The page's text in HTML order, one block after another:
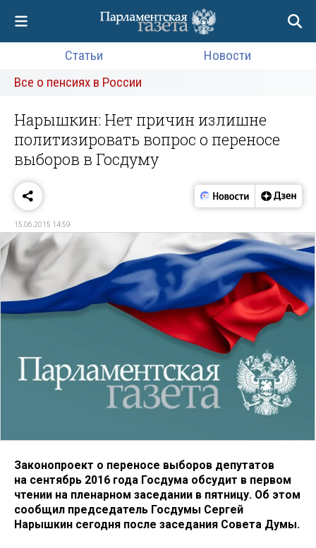
Статьи
Новости
Все о пенсиях в России
Нарышкин: Нет причин излишне
политизировать вопрос о переносе
выборов в Госдуму
15.06.2015 14:59
Законопроект о переносе выборов депутатов
на сентябрь 2016 года Госдума обсудит в первом
чтении на пленарном заседании в пятницу. Об этом
сообщил председатель Госдумы Сергей
Нарышкин сегодня после заседания Совета Думы.